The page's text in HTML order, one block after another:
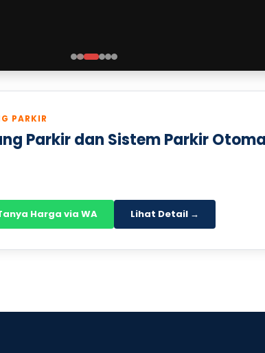
PARKIR
Parkir dan Sistem Parkir
Harga via WA Lihat Detail →